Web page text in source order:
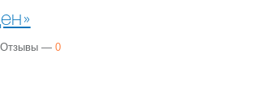
Отзывы — 0